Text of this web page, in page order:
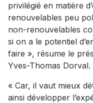
privilégié en matière
renouvelables peu
non-renouvelables
si on a le potentiel
faire », résume le
Yves-Thomas Dorval.
« Car, il vaut mieux
ainsi développer